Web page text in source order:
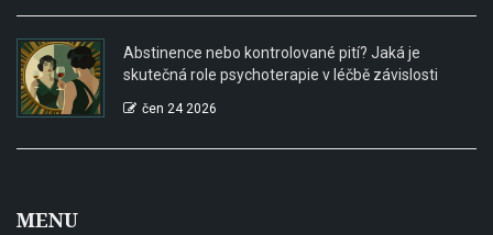
Abstinence nebo kontrolované pití? Jaká je
skutečná role psychoterapie v léčbě závislosti
čen 24 2026
MENU